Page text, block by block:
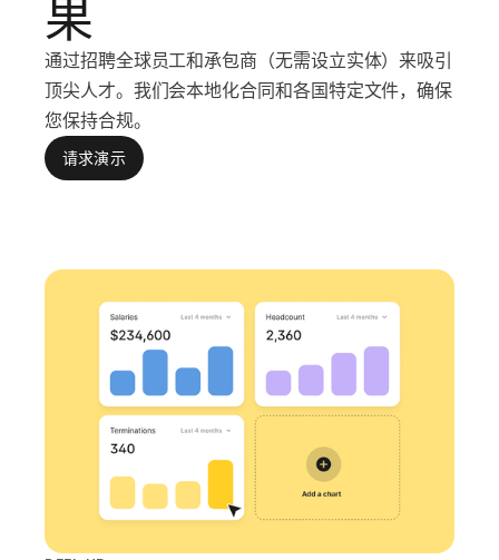
果
通过招聘全球员工和承包商（无需设立实体）来吸引
顶尖人才。我们会本地化合同和各国特定文件，确保
您保持合规。
请求演示